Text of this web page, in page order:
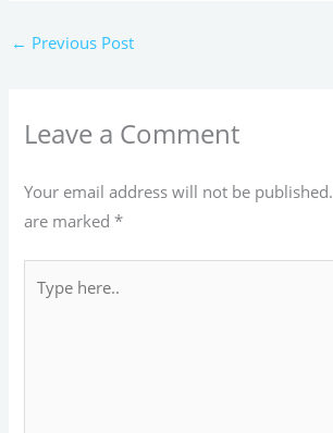
← Previous Post
Leave a Comment
Your email address will not be published.
are marked*
here..